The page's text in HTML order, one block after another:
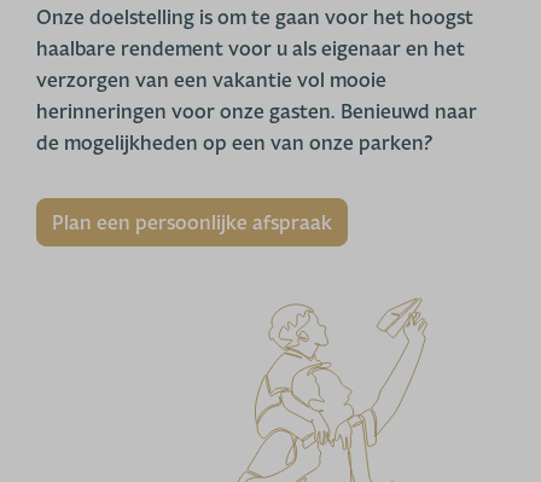
Onze doelstelling is om te gaan voor het hoogst
haalbare rendement voor u als eigenaar en het
verzorgen van een vakantie vol mooie
herinneringen voor onze gasten. Benieuwd naar
de mogelijkheden op een van onze parken?
Plan een persoonlijke afspraak